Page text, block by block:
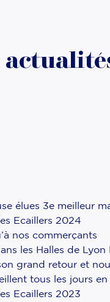
élues 3e meilleur
Ecaillers 2024
nos commerçants
les Halles de Lyon
grand retour et
tous les jours
Ecaillers 2023